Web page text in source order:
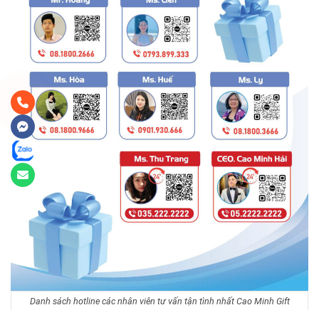
Danh sách hotline các nhân viên tư vấn tận tình nhất Cao Minh Gift